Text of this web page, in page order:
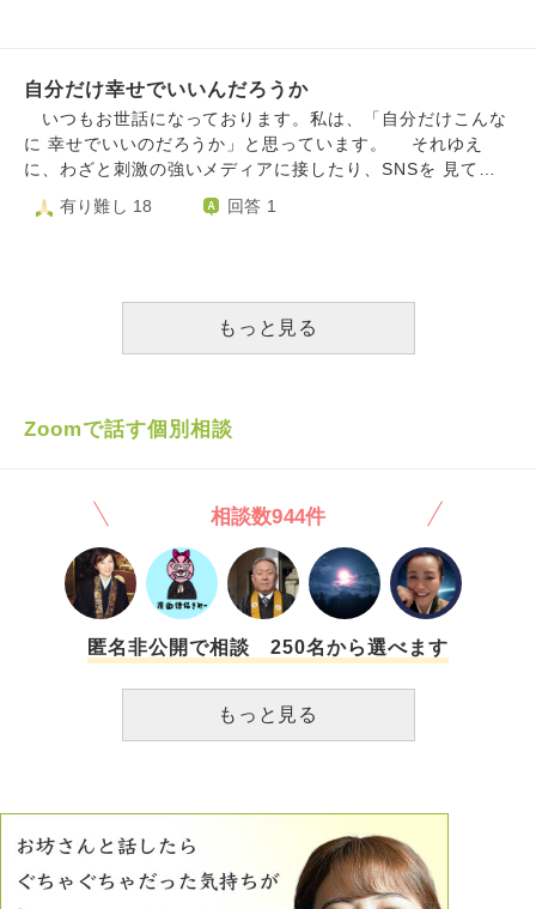
が、色々な辛い経験をしたり辛い境遇にいる人達をみてきた
今は、自分の周りに不幸と思えてしまう人達が目に入りやす
いなか、彼女達のような存在がいてくれることで、「生きて
いる皆が皆不幸になるわけじゃない、ちゃんとこうして幸せ
そして、私も出来ることなら彼女達のようでいたい、とも感
日々の苦労や辛い経験もしているのにも関わらず、そんな時
く想像できません。 彼女達には生まれ持った才能？強運？
幸せを感じれる人はいるのでしょうか。またそのようになる
示いただけますと幸いです。
け入れることをしていました。 その結果、都合のいい相手
扱いされました。 いい年したシングルマザーなんてそんな
扱いなんでしょうか。 育児も生活もおかげさまで問題なく
やれていますが、このどうしようもない孤独感は拭えませ
できるパートナーもいないことが辛いです。 周りからは他
自分だけ幸せでいいんだろうか
いつもお世話になっております。私は、「自分だけこんな
に 幸せでいいのだろうか」と思っています。 それゆえ
に、わざと刺激の強いメディアに接したり、SNSを 見てし
まったりして体調を崩し、また「自分だけry」という 悪循環
になります。 私は、祖父母の遺産を相続して18の若さで
たくても 行けない、家族からの暴力、研究費が足りなくて
支援事業所、病院など、様々対応していただける場所を 知
っています。専門外であると判断されれば、他所に繋いで
も、病院探しが大変。学校へ行けなければ、 断念しなけれ
ばならない。 私たち発達障害者だけが、「生きづら
い！」と主張する のは、非常にお門違いです。 私のアパ
ートの管理会社のお兄さんも、残業残業で体調を 崩してし
ましました。 「会社は守ってくれない、自分で見切りをつ
けるしかない。 僕らは営業の駒でしかない」 という言葉が
したら、医科大学にある程度 まとまったお金を寄付するつ
もりでもいます。 環境団体にはしません。胡散臭いとこ
不幸になりたいわけではないのですが、もっとたくさんの人
が 幸せになればいいのに、なんでこの世には不幸な人がい
るんだろう、 と思うとしんどくなるのです。
有り難し 18 回答 1
もっと見る
Zoomで話す個別相談
相談数944件
匿名非公開で相談 250名から選べます
もっと見る